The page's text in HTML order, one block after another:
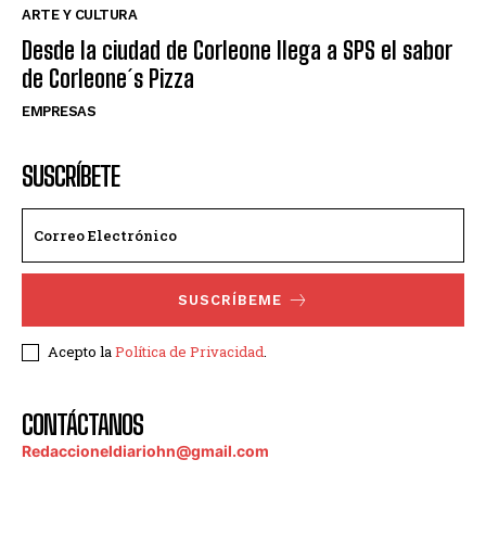
ARTE Y CULTURA
Desde la ciudad de Corleone llega a SPS el sabor
de Corleone´s Pizza
EMPRESAS
SUSCRÍBETE
SUSCRÍBEME
Acepto laPolítica de Privacidad.
CONTÁCTANOS
Redaccioneldiariohn@gmail.com